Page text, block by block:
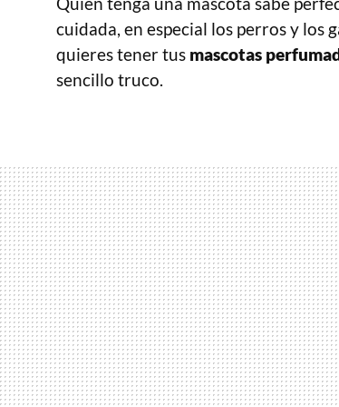
cuidada, en especial los perros y los
quieres tener tus mascotas
sencillo truco.